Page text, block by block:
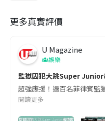
更多真實評價
U Magazine
娛樂
監獄囚犯大跳Super Junior
超強應援！過百名菲律賓
閱讀更多